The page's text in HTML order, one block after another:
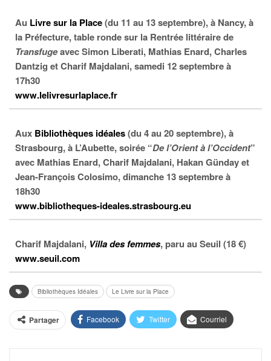
Au Livre sur la Place(du 11 au 13 septembre), à Nancy, à
la Préfecture, table ronde sur la Rentrée littéraire de
Transfugeavec Simon Liberati, Mathias Enard, Charles
Dantzig et Charif Majdalani, samedi 12 septembre à
17h30
www.lelivresurlaplace.fr
Aux Bibliothèques idéales(du 4 au 20 septembre), à
Strasbourg, à L’Aubette, soirée “De l’Orient à l’Occident”
avec Mathias Enard, Charif Majdalani, Hakan Günday et
Jean-François Colosimo, dimanche 13 septembre à
18h30
www.bibliotheques-ideales.strasbourg.eu
Charif Majdalani, Villa des femmes, paru au Seuil (18 €)
www.seuil.com
Bibliothèques Idéales Le Livre sur la Place
Partager Facebook Twitter Courriel